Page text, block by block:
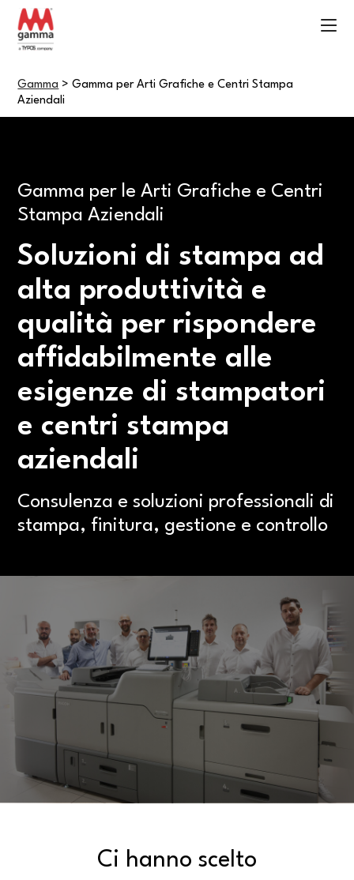
Gamma >Gamma per Arti Grafiche e Centri Stampa
Aziendali
Gamma per le Arti Grafiche e Centri
Stampa Aziendali
Soluzioni di stampa ad
alta produttività e
qualità per rispondere
affidabilmente alle
esigenze di stampatori
e centri stampa
aziendali
Consulenza e soluzioni professionali di
stampa, finitura, gestione e controllo
Ci hanno scelto